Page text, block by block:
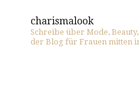
charismalook
Schreibe über Mode,
der Blog für Frauen mitten